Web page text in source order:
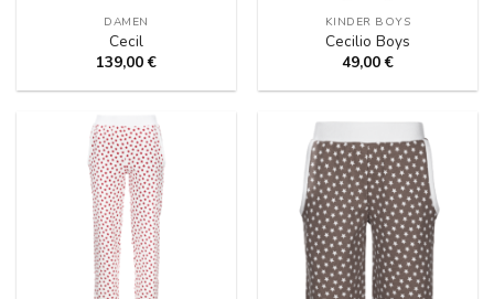
DAMEN
Cecil
139,00€
KINDER BOYS
Cecilio Boys
49,00€